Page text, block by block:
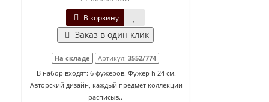
В корзину
Заказ в один клик
На складе Артикул: 3552/774
В набор входят: 6 фужеров. Фужер h 24 см.
Авторский дизайн, каждый предмет коллекции
расписыв..